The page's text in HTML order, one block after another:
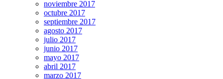
noviembre 2017
octubre 2017
septiembre 2017
agosto 2017
julio 2017
junio 2017
mayo 2017
abril 2017
marzo 2017